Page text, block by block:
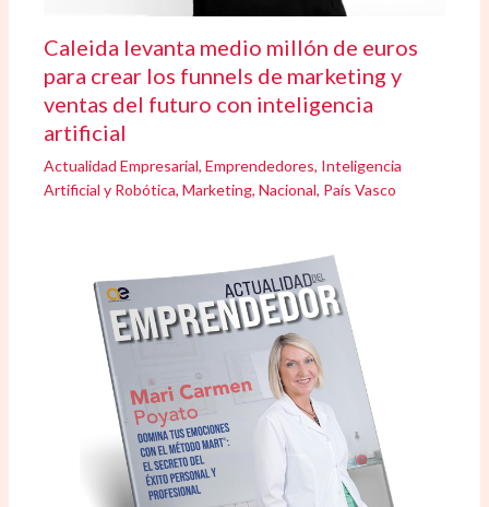
Caleida levanta medio millón de euros
para crear los funnels de marketing y
ventas del futuro con inteligencia
artificial
Actualidad Empresarial,Emprendedores, Inteligencia
Artificial y Robótica,Marketing,Nacional, País Vasco